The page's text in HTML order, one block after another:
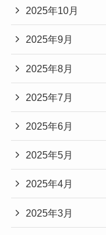
2025年10月
2025年9月
2025年8月
2025年7月
2025年6月
2025年5月
2025年4月
2025年3月